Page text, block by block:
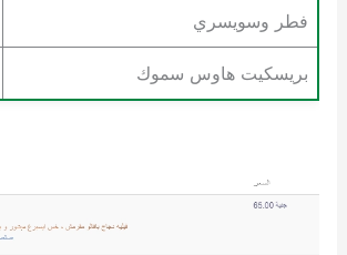
فطر وسويسري
بريسكيت هاوس سموك